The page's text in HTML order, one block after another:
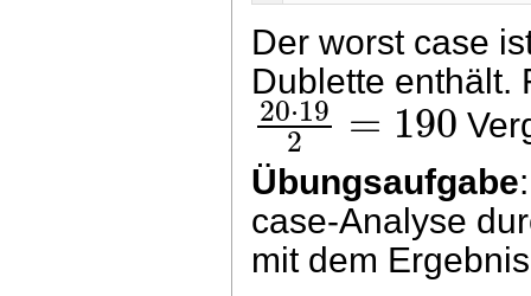
Der worst case
Dublette enthält.
20⋅19
2 = 190
Übungsaufgabe
case-Analyse
mit dem